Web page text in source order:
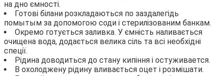
на дно ємності.
Готові білани розкладаються по заздалегідь
помытым за допомогою соди і стерилізованим банкам.
Окремо готується заливка. У ємність наливається
очищена вода, додається велика сіль та всі необхідні
спеції.
Рідина доводиться до стану кипіння і остуживается.
В охолоджену рідину вливається оцет і розмішати.